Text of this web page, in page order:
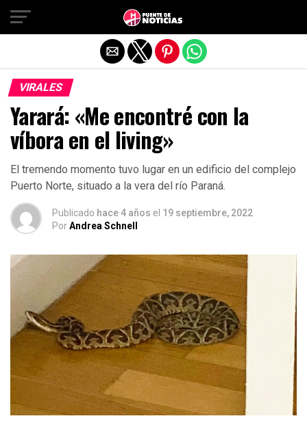
VIRALES
Yarará: «Me encontré con la
víbora en el living»
El tremendo momento tuvo lugar en un edificio del complejo
Puerto Norte, situado a la vera del río Paraná.
Publicado hace 4 años el 19 septiembre, 2022
PorAndrea Schnell
Salir de la versión móvil